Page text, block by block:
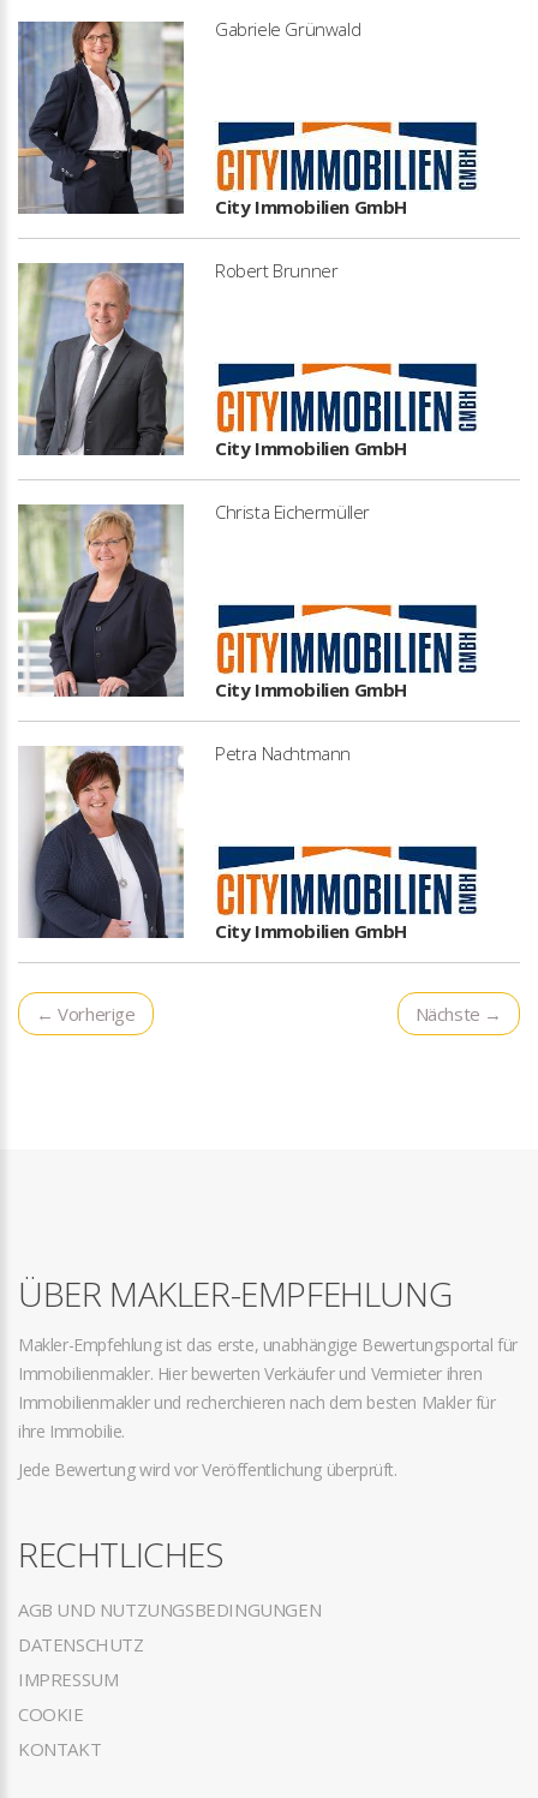
Gabriele Grünwald
City Immobilien GmbH
Robert Brunner
City Immobilien GmbH
Christa Eichermüller
City Immobilien GmbH
Petra Nachtmann
City Immobilien GmbH
← Vorherige Nächste →
ÜBER MAKLER-EMPFEHLUNG
Makler-Empfehlung ist das erste, unabhängige Bewertungsportal für
Immobilienmakler. Hier bewerten Verkäufer und Vermieter ihren
Immobilienmakler und recherchieren nach dem besten Makler für
ihre Immobilie.
Jede Bewertung wird vor Veröffentlichung überprüft.
RECHTLICHES
AGB UND NUTZUNGSBEDINGUNGEN
DATENSCHUTZ
IMPRESSUM
COOKIE
KONTAKT